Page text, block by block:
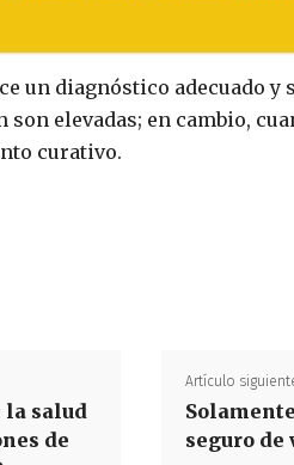
un diagnóstico adecuado
elevadas; en cambio,
curativo.
la salud
de
Artículo
seguro de